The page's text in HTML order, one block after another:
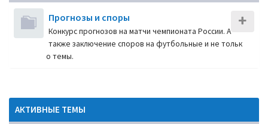
Прогнозы и споры
Конкурс прогнозов на матчи чемпионата России. А
также заключение споров на футбольные и не тольк
о темы.
АКТИВНЫЕ ТЕМЫ